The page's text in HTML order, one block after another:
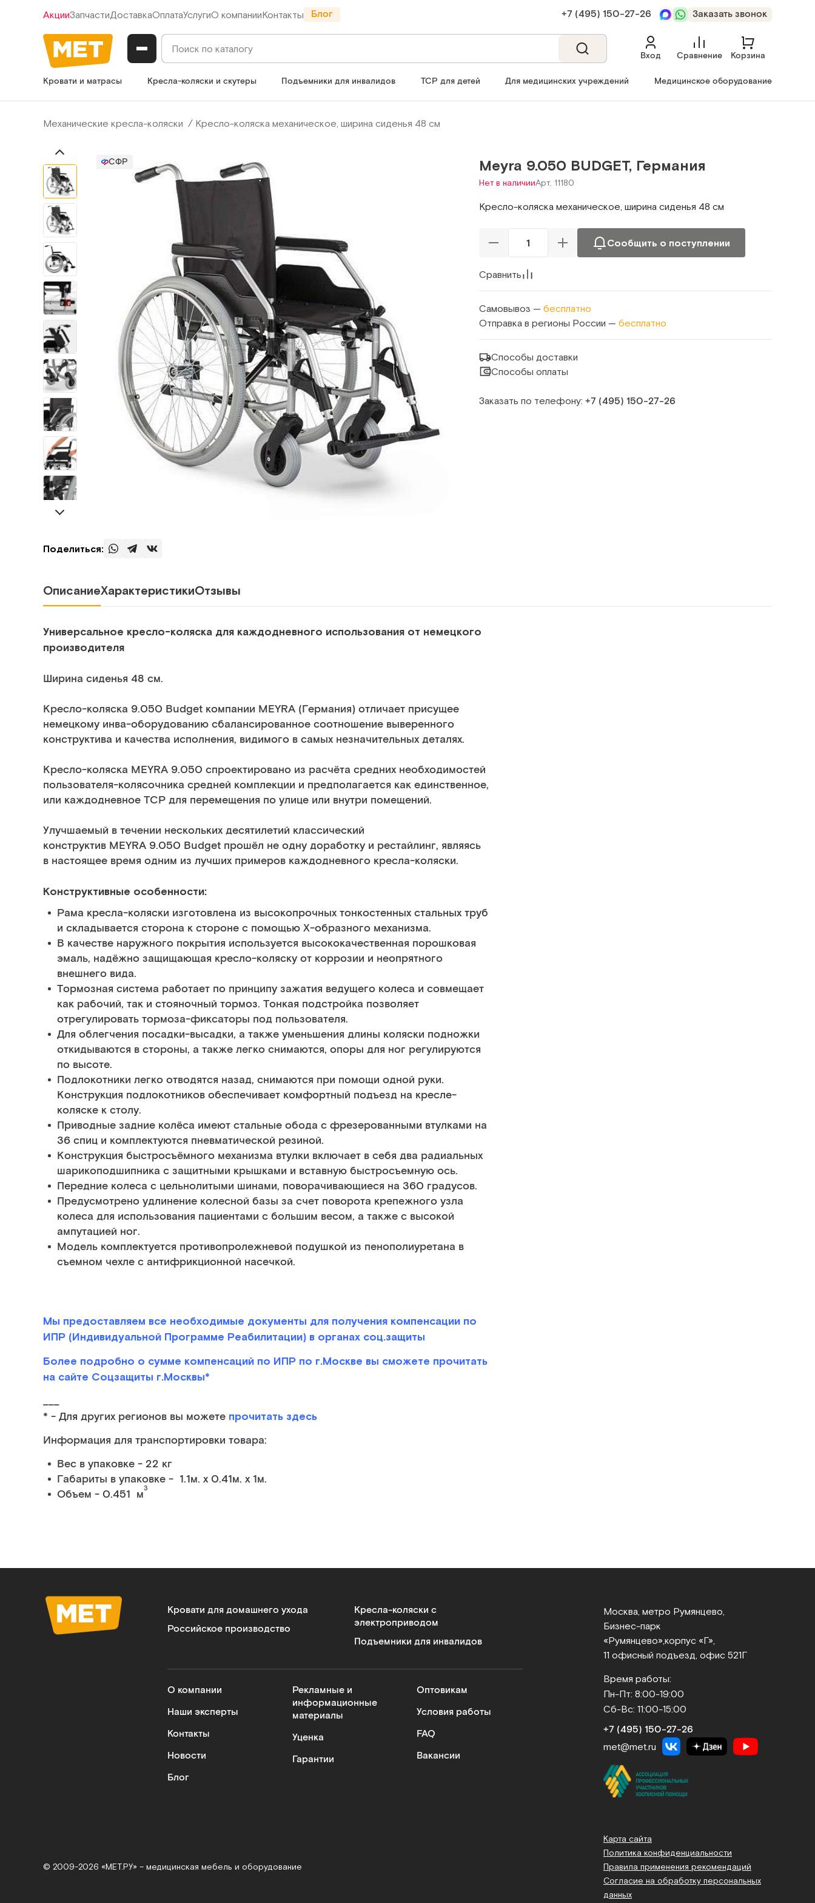
АкцииЗапчастиДоставкаОплатаУслугиО компанииКонтакты Блог +7 (495) 150‑27‑26 Заказать звонок
Вход Сравнение Корзина
Кровати и матрасы Кресла-коляски и скутеры Подъемники для инвалидов ТСР для детей Для медицинских учреждений Медицинское оборудование
Механические кресла-коляски Кресло-коляска механическое, ширина сиденья 48 cм
СФР
Поделиться:
Meyra 9.050 BUDGET, Германия
Нет в наличииАрт. 11180
Кресло-коляска механическое, ширина сиденья 48 cм
Сообщить о поступлении
Сравнить
Самовывоз — бесплатно
Отправка в регионы России — бесплатно
Способы доставки
Способы оплаты
Заказать по телефону: +7 (495) 150‑27‑26
ОписаниеХарактеристикиОтзывы
Универсальное кресло-коляска для каждодневного использования от немецкого
производителя
Ширина сиденья 48 см.
Кресло-коляска 9.050 Budget компании MEYRA (Германия) отличает присущее
немецкому инва-оборудованию сбалансированное соотношение выверенного
конструктива и качества исполнения, видимого в самых незначительных деталях.
Кресло-коляска MEYRA 9.050 спроектировано из расчёта средних необходимостей
пользователя-колясочника средней комплекции и предполагается как единственное,
или каждодневное ТСР для перемещения по улице или внутри помещений.
Улучшаемый в течении нескольких десятилетий классический
конструктив MEYRA 9.050 Budget прошёл не одну доработку и рестайлинг, являясь
в настоящее время одним из лучших примеров каждодневного кресла-коляски.
Конструктивные особенности:
Рама кресла-коляски изготовлена из высокопрочных тонкостенных стальных труб
и складывается сторона к стороне с помощью Х-образного механизма.
В качестве наружного покрытия используется высококачественная порошковая
эмаль, надёжно защищающая кресло-коляску от коррозии и неопрятного
внешнего вида.
Тормозная система работает по принципу зажатия ведущего колеса и совмещает
как рабочий, так и стояночный тормоз. Тонкая подстройка позволяет
отрегулировать тормоза-фиксаторы под пользователя.
Для облегчения посадки-высадки, а также уменьшения длины коляски подножки
откидываются в стороны, а также легко снимаются, опоры для ног регулируются
по высоте.
Подлокотники легко отводятся назад, снимаются при помощи одной руки.
Конструкция подлокотников обеспечивает комфортный подъезд на кресле-
коляске к столу.
Приводные задние колёса имеют стальные обода с фрезерованными втулками на
36 спиц и комплектуются пневматической резиной.
Конструкция быстросъёмного механизма втулки включает в себя два радиальных
шарикоподшипника с защитными крышками и вставную быстросъемную ось.
Передние колеса с цельнолитыми шинами, поворачивающиеся на 360 градусов.
Предусмотрено удлинение колесной базы за счет поворота крепежного узла
колеса для использования пациентами с большим весом, а также с высокой
ампутацией ног.
Модель комплектуется противопролежневой подушкой из пенополиуретана в
съемном чехле с антифрикционной насечкой.
Мы предоставляем все необходимые документы для получения компенсации по
ИПР (Индивидуальной Программе Реабилитации) в органах соц.защиты
Более подробно о сумме компенсаций по ИПР по г.Москве вы сможете прочитать
на сайте Соцзащиты г.Москвы*
___
* - Для других регионов вы можете прочитать здесь
Информация для транспортировки товара:
Вес в упаковке - 22 кг
Габариты в упаковке - 1.1м. x 0.41м. x 1м.
Объем - 0.451 м3
Кровати для домашнего ухода
Российское производство
Кресла-коляски с
электроприводом
Подъемники для инвалидов
О компании
Наши эксперты
Контакты
Новости
Блог
Рекламные и
информационные
материалы
Уценка
Гарантии
Оптовикам
Условия работы
FAQ
Вакансии
Москва, метро Румянцево,
Бизнес‑парк
«Румянцево», корпус «Г»,
11 офисный подъезд, офис 521Г
Время работы:
Пн-Пт: 8:00-19:00
Сб-Вс: 11:00-15:00
+7 (495) 150‑27‑26
met@met.ru
© 2009-2026 «МЕТ.РУ» – медицинская мебель и оборудование
Карта сайта
Политика конфиденциальности
Правила применения рекомендаций
Согласие на обработку персональных
данных